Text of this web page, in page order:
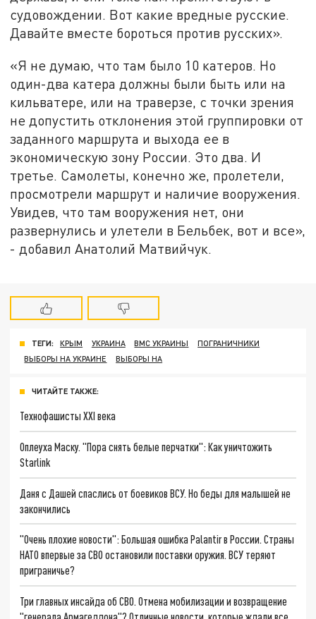
судовождении. Вот какие вредные русские.
Давайте вместе бороться против русских».
«Я не думаю, что там было 10 катеров. Но
один-два катера должны были быть или на
кильватере, или на траверзе, с точки зрения
не допустить отклонения этой группировки от
заданного маршрута и выхода ее в
экономическую зону России. Это два. И
третье. Самолеты, конечно же, пролетели,
просмотрели маршрут и наличие вооружения.
Увидев, что там вооружения нет, они
развернулись и улетели в Бельбек, вот и все»,
- добавил Анатолий Матвийчук.
ТЕГИ: КРЫМ УКРАИНА ВМС УКРАИНЫ
ПОГРАНИЧНИКИ
ВЫБОРЫ НА УКРАИНЕ
ВЫБОРЫ НА
ЧИТАЙТЕ ТАКЖЕ:
Технофашисты XXI века
Оплеуха Маску. "Пора снять белые перчатки": Как уничтожить
Starlink
Даня с Дашей спаслись от боевиков ВСУ. Но беды для малышей не
закончились
"Очень плохие новости": Большая ошибка Palantir в России. Страны
НАТО впервые за СВО остановили поставки оружия. ВСУ теряют
приграничье?
Три главных инсайда об СВО. Отмена мобилизации и возвращение